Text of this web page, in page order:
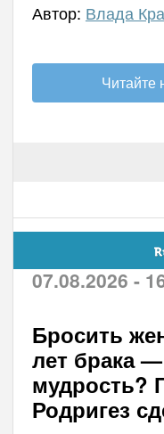
Автор: Влада
Читайте
07.08.2026 -
Бросить
лет брака
мудрость?
Родригез